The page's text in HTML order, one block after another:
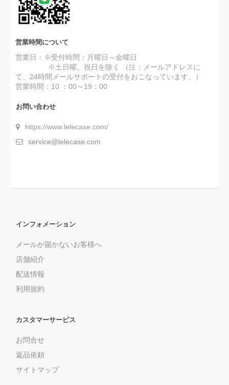
営業時間について
営業日：※受付時間：月曜日～金曜日
※土日曜、祝日を除く （注：メールアドレスに
て、24時間メールサポートの受付をおこなっています。）
営業時間：10 ：00～19：00
お問い合わせ
https://www.lelecase.com/
service@lelecase.com
インフォメーション
メールが届かないお客様へ
店舗紹介
配送情報
利用規約
カスタマーサービス
お問合せ
返品依頼
サイトマップ